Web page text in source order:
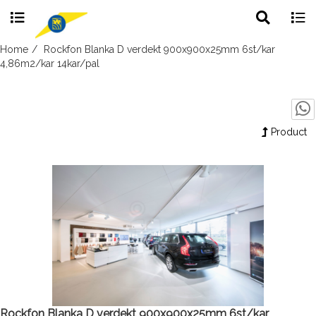
Skip
to
search
Home
Rockfon Blanka D verdekt 900x900x25mm 6st/kar
4,86m2/kar 14kar/pal
Product